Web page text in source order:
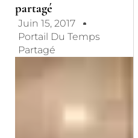
partagé
Juin 15, 2017
Portail Du Temps
Partagé